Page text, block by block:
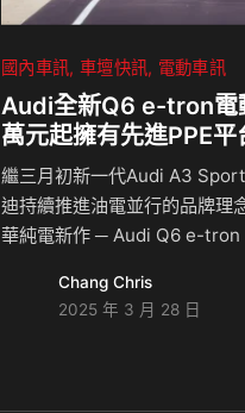
國內車訊 車壇快訊 電動車訊
Audi全新Q6 e-tron
萬元起擁有先進PPE平
繼三月初新一代Audi A3
迪持續推進油電並行的品牌理
華純電新作 ─ Audi Q6 e-tron
薩瑞 (Rahil Ansari) 提及：「
tron，今日正式上市！Audi
Chang Chris
2025 年 3 月 28 日